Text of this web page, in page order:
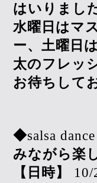
はいりまし
水曜日はマ
ー、土曜日
太のフレッ
お待ちして
◆salsa
みながら楽
【日時】
10/